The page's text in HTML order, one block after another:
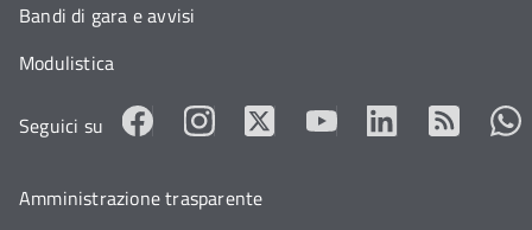
Bandi di gara e avvisi
Modulistica
Seguici su
Amministrazione trasparente